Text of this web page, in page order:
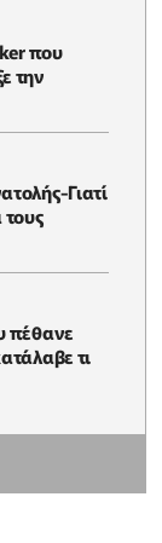
που
την
Γιατί
πέθανε
τι